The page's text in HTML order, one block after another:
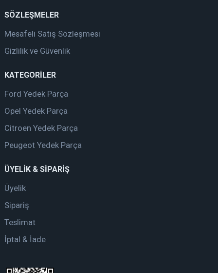
SÖZLEŞMELER
Mesafeli Satış Sözleşmesi
Gizlilik ve Güvenlik
KATEGORİLER
Ford Yedek Parça
Opel Yedek Parça
Citroen Yedek Parça
Peugeot Yedek Parça
ÜYELİK & SİPARİŞ
Üyelik
Sipariş
Teslimat
İptal & İade